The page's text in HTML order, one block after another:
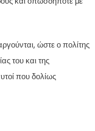
ώστε ο πολίτης
του και της
που δολίως